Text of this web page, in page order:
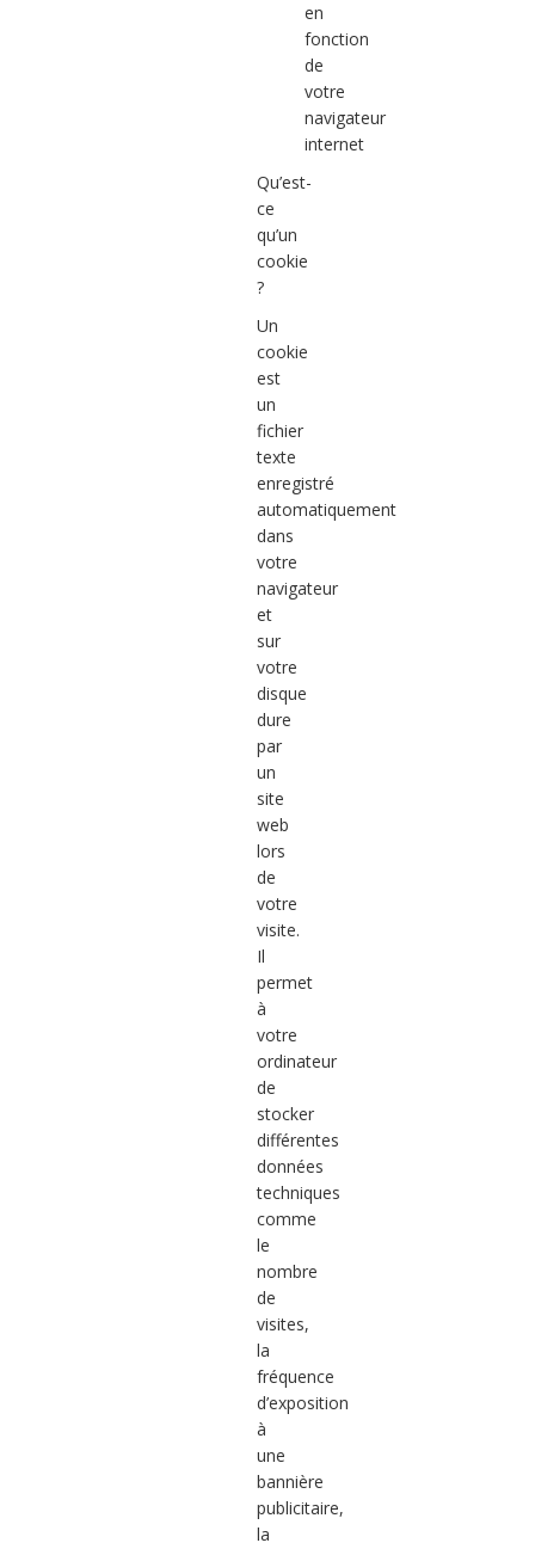
en
fonction
de
votre
navigateur
internet
Qu’est-
ce
qu’un
cookie
?
Un
cookie
est
un
fichier
texte
enregistré
automatiquement
dans
votre
navigateur
et
sur
votre
disque
dure
par
un
site
web
lors
de
votre
visite.
Il
permet
à
votre
ordinateur
de
stocker
différentes
données
techniques
comme
le
nombre
de
visites,
la
fréquence
d’exposition
à
une
bannière
publicitaire,
la